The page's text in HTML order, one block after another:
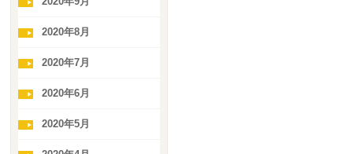
2020年8月
2020年7月
2020年6月
2020年5月